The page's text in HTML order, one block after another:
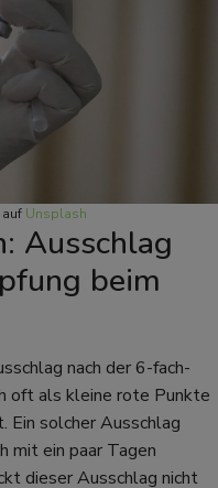
auf Unsplash
Ausschlag
beim
nach der 6-fach-
oft als kleine rote Punkte
Ein solcher Ausschlag
mit ein paar Tagen
dieser Ausschlag nicht